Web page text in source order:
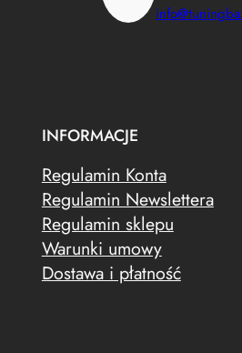
INFORMACJE
Regulamin Konta
Regulamin Newslettera
Regulamin sklepu
Warunki umowy
Dostawa i płatność